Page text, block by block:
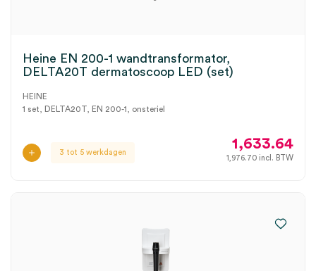
Heine EN 200-1 wandtransformator,
DELTA20T dermatoscoop LED (set)
HEINE
1 set, DELTA20T, EN 200-1, onsteriel
3 tot 5 werkdagen
1,633.64
1,976.70 incl. BTW